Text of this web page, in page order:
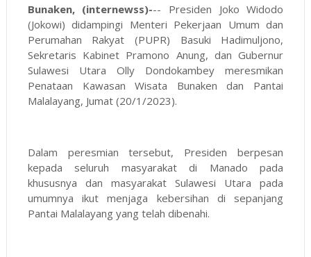
Bunaken, (internewss)--- Presiden Joko Widodo
(Jokowi) didampingi Menteri Pekerjaan Umum dan
Perumahan Rakyat (PUPR) Basuki Hadimuljono,
Sekretaris Kabinet Pramono Anung, dan Gubernur
Sulawesi Utara Olly Dondokambey meresmikan
Penataan Kawasan Wisata Bunaken dan Pantai
Malalayang, Jumat (20/1/2023).
Dalam peresmian tersebut, Presiden berpesan
kepada seluruh masyarakat di Manado pada
khususnya dan masyarakat Sulawesi Utara pada
umumnya ikut menjaga kebersihan di sepanjang
Pantai Malalayang yang telah dibenahi.